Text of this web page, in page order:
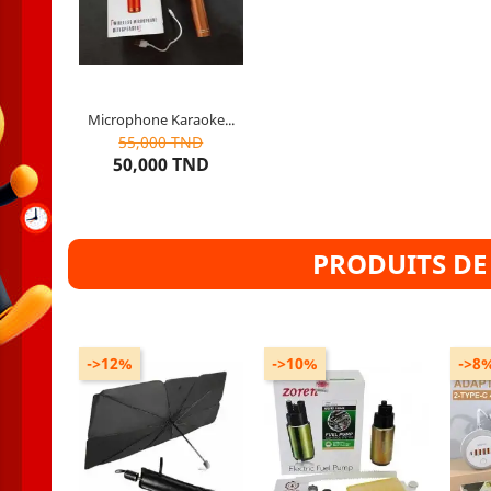
Microphone Karaoke...
55,000 TND
50,000 TND
Auxiliaire OUT
Connectivité : Bluetooth
10articles restants
PRODUITS
->12%
Propriété : Facile à utiliser,
ouvert ou plié en quelques
secondes. Nouveau style de
->10% -
Type